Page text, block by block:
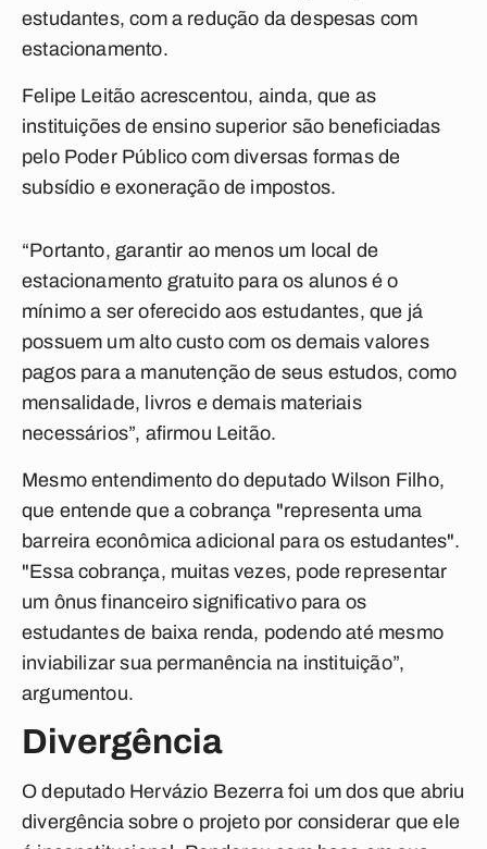
estudantes, com a redução da despesas com
estacionamento.
Felipe Leitão acrescentou, ainda, que as
instituições de ensino superior são beneficiadas
pelo Poder Público com diversas formas de
subsídio e exoneração de impostos.
“Portanto, garantir ao menos um local de
estacionamento gratuito para os alunos é o
mínimo a ser oferecido aos estudantes, que já
possuem um alto custo com os demais valores
pagos para a manutenção de seus estudos, como
mensalidade, livros e demais materiais
necessários”, afirmou Leitão.
Mesmo entendimento do deputado Wilson Filho,
que entende que a cobrança "representa uma
barreira econômica adicional para os estudantes".
"Essa cobrança, muitas vezes, pode representar
um ônus financeiro significativo para os
estudantes de baixa renda, podendo até mesmo
inviabilizar sua permanência na instituição”,
argumentou.
Divergência
O deputado Hervázio Bezerra foi um dos que abriu
divergência sobre o projeto por considerar que ele